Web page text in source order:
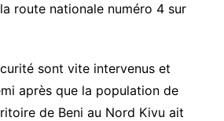
route nationale numéro 4 sur
sont vite intervenus et
après que la population de
de Beni au Nord Kivu ait